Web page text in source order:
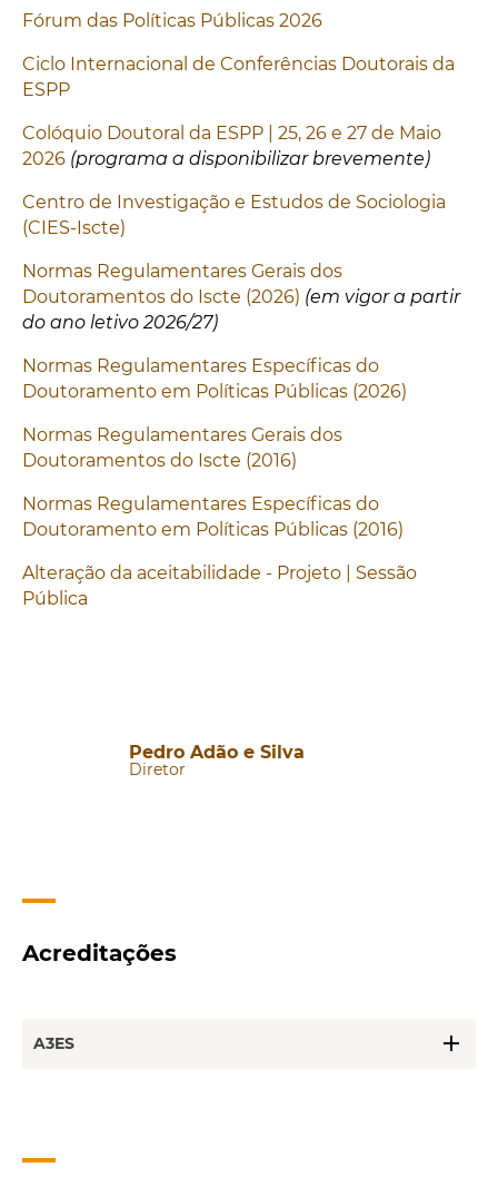
Fórum das Políticas Públicas 2026
Ciclo Internacional de Conferências Doutorais da
ESPP
Colóquio Doutoral da ESPP | 25, 26 e 27 de Maio
2026 (programa a disponibilizar brevemente)
Centro de Investigação e Estudos de Sociologia
(CIES-Iscte)
Normas Regulamentares Gerais dos
Doutoramentos do Iscte (2026) (em vigor a partir
do ano letivo 2026/27)
Normas Regulamentares Específicas do
Doutoramento em Políticas Públicas (2026)
Normas Regulamentares Gerais dos
Doutoramentos do Iscte (2016)
Normas Regulamentares Específicas do
Doutoramento em Políticas Públicas (2016)
Alteração da aceitabilidade - Projeto | Sessão
Pública
Pedro Adão e Silva
Diretor
Acreditações
A3ES add